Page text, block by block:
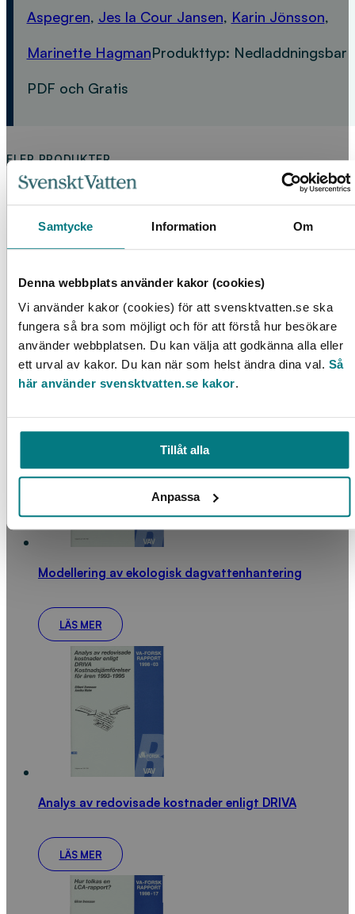
Samtycke Information Om
Denna webbplats använder kakor (cookies)
Vi använder kakor (cookies) för att svensktvatten.se ska
fungera så bra som möjligt och för att förstå hur besökare
använder webbplatsen. Du kan välja att godkänna alla eller
ett urval av kakor. Du kan när som helst ändra dina val. Så
här använder svensktvatten.se kakor.
Tillåt alla
Anpassa
Aspegren, Jes la Cour Jansen, Karin Jönsson,
Marinette HagmanProdukttyp: Nedladdningsbar
PDF och Gratis
FLER PRODUKTER
Processmodell för vattenverk
Modellering av ekologisk dagvattenhantering
LÄS MER
Analys av redovisade kostnader enligt DRIVA
LÄS MER